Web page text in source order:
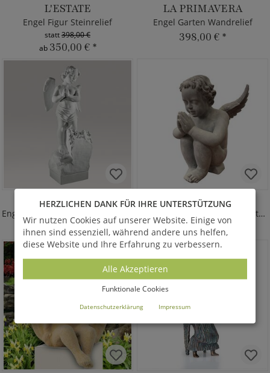
L'ESTATE
Engel Figur Steinrelief
statt398,00 €
ab 350,00 € *
LA PRIMAVERA
Engel Garten Wandrelief
398,00 € *
ANGELO CELESTE
1.025,00 €*
PACE
Engel in Zement-Optik - Polystone
355,00 €*
HERZLICHEN DANK FÜR IHRE UNTERSTÜTZUNG
Wir nutzen Cookies auf unserer Website. Einige von
ihnen sind essenziell, während andere uns helfen,
diese Website und Ihre Erfahrung zu verbessern.
Alle Akzeptieren
Funktionale Cookies
Datenschutzerklärung Impressum